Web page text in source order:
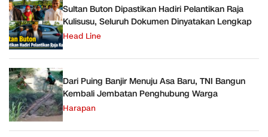
Sultan Buton Dipastikan Hadiri Pelantikan Raja
Kulisusu, Seluruh Dokumen Dinyatakan Lengkap
Head Line
Dari Puing Banjir Menuju Asa Baru, TNI Bangun
Kembali Jembatan Penghubung Warga
Harapan